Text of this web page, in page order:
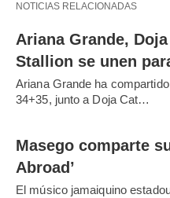
NOTICIAS RELACIONADAS
Ariana Grande,
Stallion se unen
Ariana Grande ha
34+35, junto a Doja Cat…
Masego comparte
Abroad’
El músico jamaiquino